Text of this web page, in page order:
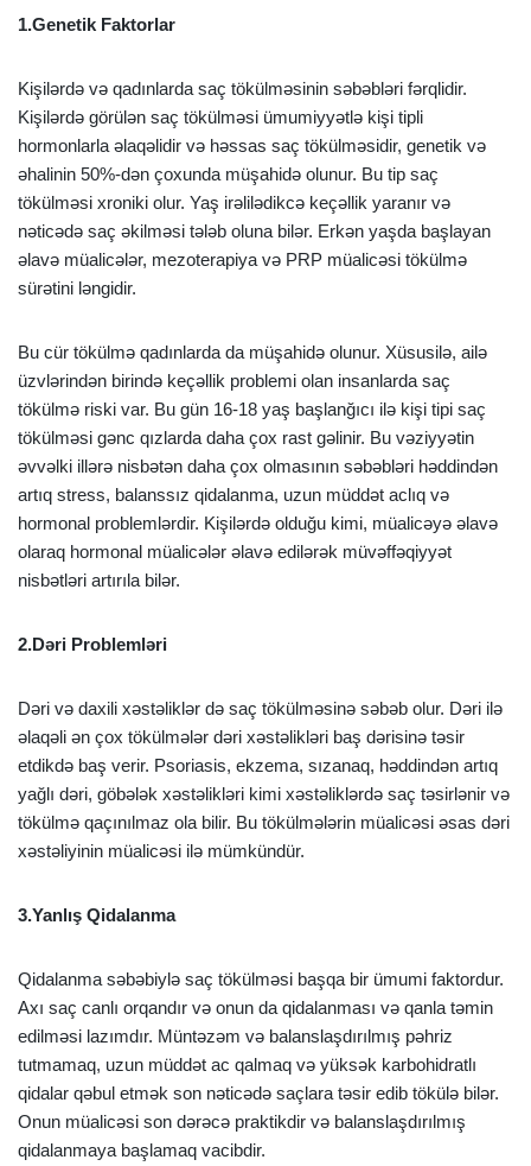
1.Genetik Faktorlar
Kişilərdə və qadınlarda saç tökülməsinin səbəbləri fərqlidir.
Kişilərdə görülən saç tökülməsi ümumiyyətlə kişi tipli
hormonlarla əlaqəlidir və həssas saç tökülməsidir, genetik və
əhalinin 50%-dən çoxunda müşahidə olunur. Bu tip saç
tökülməsi xroniki olur. Yaş irəlilədikcə keçəllik yaranır və
nəticədə saç əkilməsi tələb oluna bilər. Erkən yaşda başlayan
əlavə müalicələr, mezoterapiya və PRP müalicəsi tökülmə
sürətini ləngidir.
Bu cür tökülmə qadınlarda da müşahidə olunur. Xüsusilə, ailə
üzvlərindən birində keçəllik problemi olan insanlarda saç
tökülmə riski var. Bu gün 16-18 yaş başlanğıcı ilə kişi tipi saç
tökülməsi gənc qızlarda daha çox rast gəlinir. Bu vəziyyətin
əvvəlki illərə nisbətən daha çox olmasının səbəbləri həddindən
artıq stress, balanssız qidalanma, uzun müddət aclıq və
hormonal problemlərdir. Kişilərdə olduğu kimi, müalicəyə əlavə
olaraq hormonal müalicələr əlavə edilərək müvəffəqiyyət
nisbətləri artırıla bilər.
2.Dəri Problemləri
Dəri və daxili xəstəliklər də saç tökülməsinə səbəb olur. Dəri ilə
əlaqəli ən çox tökülmələr dəri xəstəlikləri baş dərisinə təsir
etdikdə baş verir. Psoriasis, ekzema, sızanaq, həddindən artıq
yağlı dəri, göbələk xəstəlikləri kimi xəstəliklərdə saç təsirlənir və
tökülmə qaçınılmaz ola bilir. Bu tökülmələrin müalicəsi əsas dəri
xəstəliyinin müalicəsi ilə mümkündür.
3.Yanlış Qidalanma
Qidalanma səbəbiylə saç tökülməsi başqa bir ümumi faktordur.
Axı saç canlı orqandır və onun da qidalanması və qanla təmin
edilməsi lazımdır. Müntəzəm və balanslaşdırılmış pəhriz
tutmamaq, uzun müddət ac qalmaq və yüksək karbohidratlı
qidalar qəbul etmək son nəticədə saçlara təsir edib tökülə bilər.
Onun müalicəsi son dərəcə praktikdir və balanslaşdırılmış
qidalanmaya başlamaq vacibdir.